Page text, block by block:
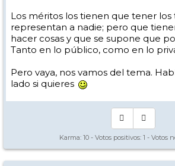
Los méritos los tienen que tener
representan a nadie; pero que
hacer cosas y que se supone que
Tanto en lo público, como en lo
Pero vaya, nos vamos del tema.
lado si quieres
Karma: 10 - Votos positivos: 1 - Votos